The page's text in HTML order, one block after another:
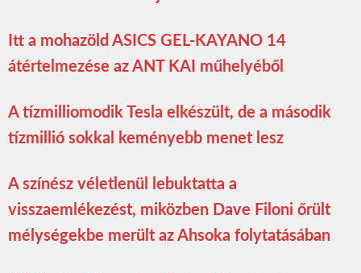
Itt a mohazöld ASICS GEL-KAYANO 14
átértelmezése az ANT KAI műhelyéből
A tízmilliomodik Tesla elkészült, de a második
tízmillió sokkal keményebb menet lesz
A színész véletlenül lebuktatta a
visszaemlékezést, miközben Dave Filoni őrült
mélységekbe merült az Ahsoka folytatásában